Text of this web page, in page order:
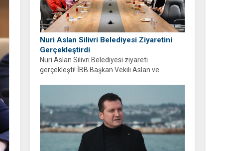
Nuri Aslan Silivri Belediyesi Ziyaretini
Gerçekleştirdi
Nuri Aslan Silivri Belediyesi ziyareti
gerçekleşti! İBB Başkan Vekili Aslan ve